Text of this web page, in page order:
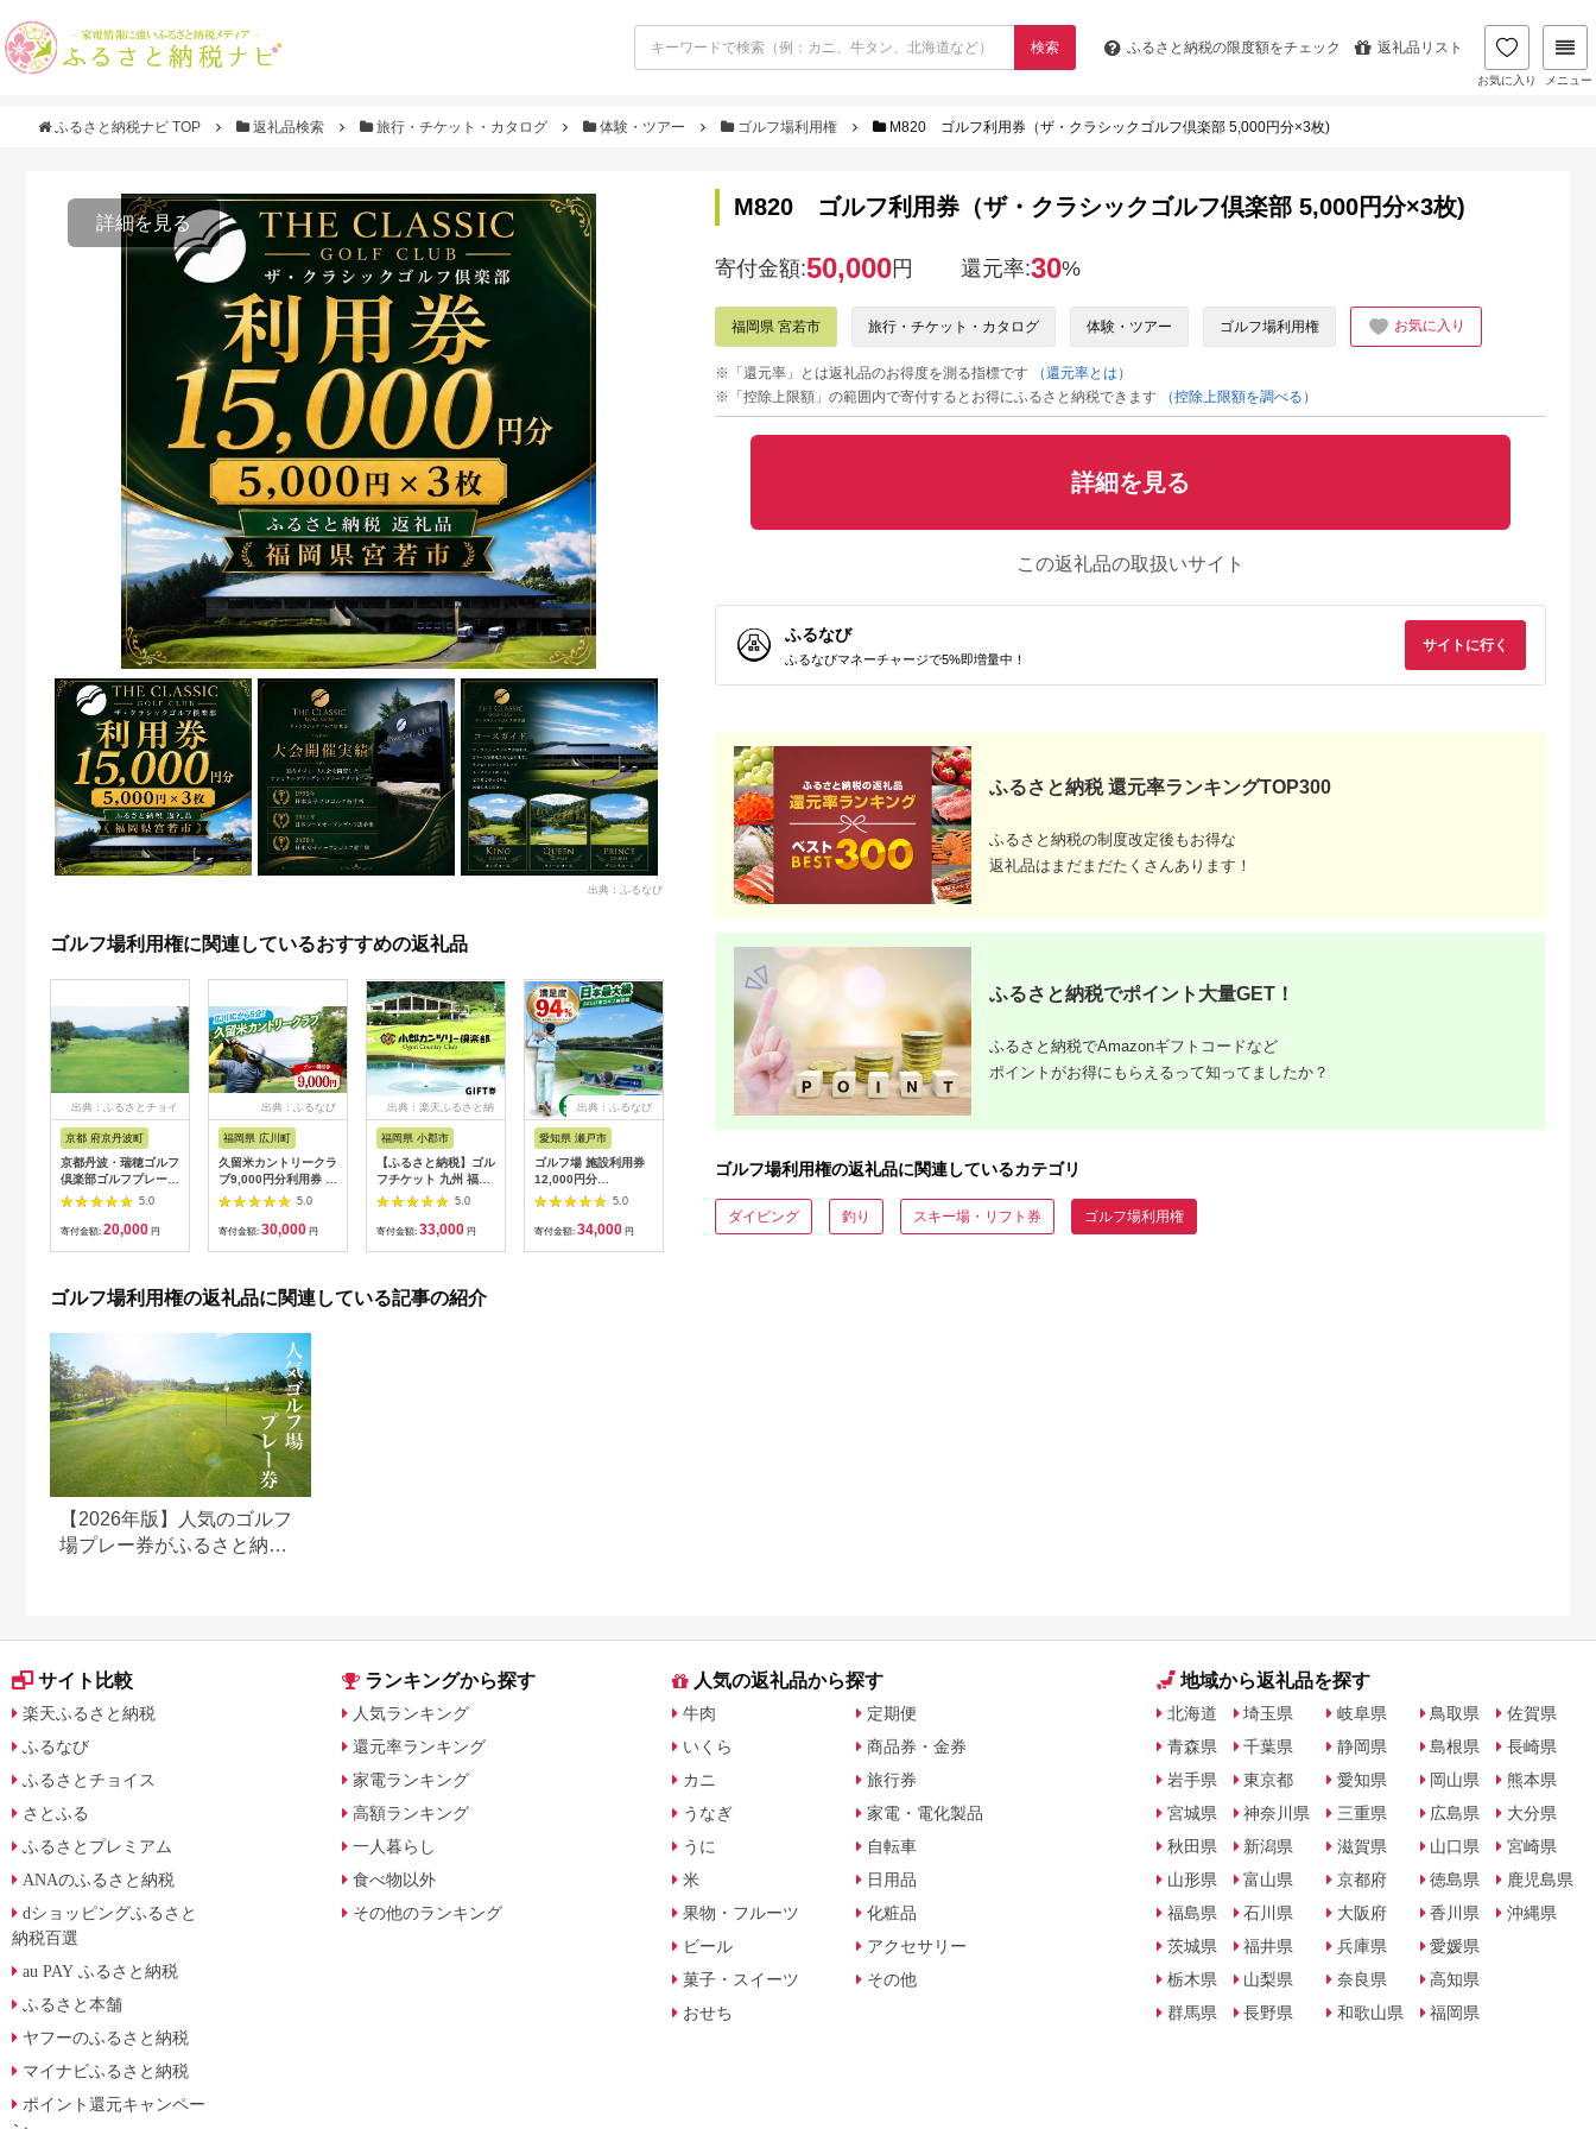
検索 ふるさと納税の限度額をチェック 返礼品リスト
お気に入り メニュー
ふるさと納税ナビ TOP 返礼品検索 旅行・チケット・カタログ 体験・ツアー ゴルフ場利用権 M820 ゴルフ利用券（ザ・クラシックゴルフ倶楽部 5,000円分×3枚)
詳細を見る
出典：ふるなび
ゴルフ場利用権に関連しているおすすめの返礼品
出典：ふるさとチョイ
京都 府京丹波町
京都丹波・瑞穂ゴルフ
倶楽部ゴルフプレー利
用券（6,000円分）
5.0
寄付金額: 20,000 円
出典：ふるなび
福岡県 広川町
久留米カントリークラ
ブ9,000円分利用券 /
ゴルフ[AFAD007]
5.0
寄付金額: 30,000 円
出典：楽天ふるさと納
福岡県 小郡市
【ふるさと納税】ゴル
フチケット 九州 福岡
小郡カンツリー倶楽部
ギフト券 9枚 9000円
ゴルフ チケット 商品
5.0
寄付金額: 33,000 円
出典：ふるなび
愛知県 瀬戸市
ゴルフ場 施設利用券
12,000円分
[BBEC002]ゴルフ倶
楽部大樹 瀬戸店
5.0
寄付金額: 34,000 円
kochi黒潮カントリー
クラブ ご利用券
5.0
寄付金額:10,000円
こぶしゴルフ倶楽部
9,000円分
5.0
寄付金額: 30,000円
ゴルフ 利用券
120,000円分 ゴルフ
フ ゴルフ ゴルフ
5.0
寄付金額:400,000
｜山梨県 都留市 都留
寄付金額:
ゴルフ場利用権の返礼品に関連している記事の紹介
【2026年版】人気のゴルフ
場プレー券がふるさと納税
M820 ゴルフ利用券（ザ・クラシックゴルフ倶楽部 5,000円分×3枚)
寄付金額:50,000円 還元率:30%
福岡県 宮若市 旅行・チケット・カタログ 体験・ツアー ゴルフ場利用権 お気に入り
※「還元率」とは返礼品のお得度を測る指標です
（還元率とは）
※「控除上限額」の範囲内で寄付するとお得にふるさと納税できます
（控除上限額を調べる）
詳細を見る
この返礼品の取扱いサイト
ふるなび
ふるなびマネーチャージで5%即増量中！
サイトに行く
ふるさと納税 還元率ランキングTOP300
ふるさと納税の制度改定後もお得な
返礼品はまだまだたくさんあります！
ふるさと納税でポイント大量GET！
ふるさと納税でAmazonギフトコードなど
ポイントがお得にもらえるって知ってましたか？
ゴルフ場利用権の返礼品に関連しているカテゴリ
ダイビング 釣り スキー場・リフト券 ゴルフ場利用権
サイト比較
楽天ふるさと納税
ふるなび
ふるさとチョイス
さとふる
ふるさとプレミアム
ANAのふるさと納税
dショッピングふるさと
納税百選
au PAY ふるさと納税
ふるさと本舗
ヤフーのふるさと納税
マイナビふるさと納税
ポイント還元キャンペー
ランキングから探す
人気ランキング
還元率ランキング
家電ランキング
高額ランキング
一人暮らし
食べ物以外
その他のランキング
人気の返礼品から探す
牛肉
いくら
カニ
うなぎ
うに
米
果物・フルーツ
ビール
菓子・スイーツ
おせち
定期便
商品券・金券
旅行券
家電・電化製品
自転車
日用品
化粧品
アクセサリー
その他
地域から返礼品を探す
北海道
青森県
岩手県
宮城県
秋田県
山形県
福島県
茨城県
栃木県
群馬県
埼玉県
千葉県
東京都
神奈川県
新潟県
富山県
石川県
福井県
山梨県
長野県
岐阜県
静岡県
愛知県
三重県
滋賀県
京都府
大阪府
兵庫県
奈良県
和歌山県
鳥取県
島根県
岡山県
広島県
山口県
徳島県
香川県
愛媛県
高知県
福岡県
佐賀県
長崎県
熊本県
大分県
宮崎県
鹿児島県
沖縄県